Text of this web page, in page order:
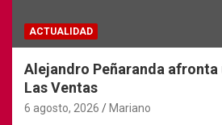
ACTUALIDAD
Alejandro Peñaranda afronta
Las Ventas
6 agosto, 2026 Mariano